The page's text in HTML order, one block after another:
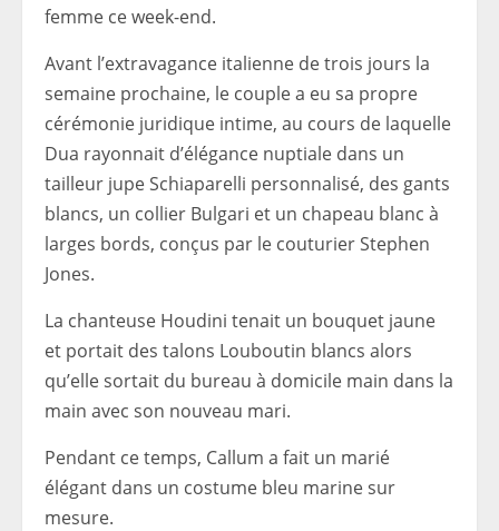
femme ce week-end.
Avant l’extravagance italienne de trois jours la
semaine prochaine, le couple a eu sa propre
cérémonie juridique intime, au cours de laquelle
Dua rayonnait d’élégance nuptiale dans un
tailleur jupe Schiaparelli personnalisé, des gants
blancs, un collier Bulgari et un chapeau blanc à
larges bords, conçus par le couturier Stephen
Jones.
La chanteuse Houdini tenait un bouquet jaune
et portait des talons Louboutin blancs alors
qu’elle sortait du bureau à domicile main dans la
main avec son nouveau mari.
Pendant ce temps, Callum a fait un marié
élégant dans un costume bleu marine sur
mesure.